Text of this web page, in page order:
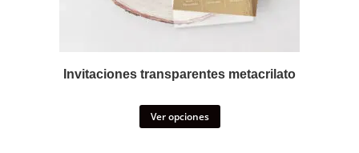
Invitaciones transparentes metacrilato
Ver opciones